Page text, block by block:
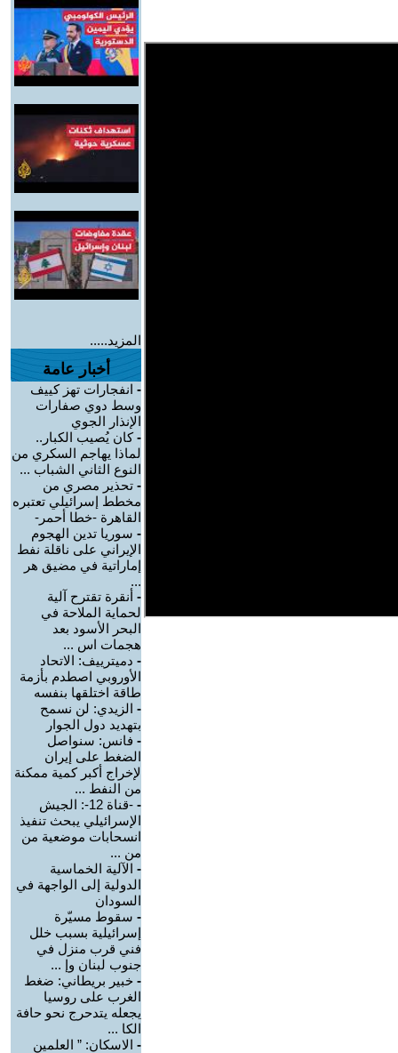
المزيد.....
أخبار عامة
- انفجارات تهز كييف
وسط دوي صفارات
الإنذار الجوي
-كان يُصيب الكبار..
لماذا يهاجم السكري من
النوع الثاني الشباب ...
- تحذير مصري من
مخطط إسرائيلي تعتبره
القاهرة -خطا أحمر-
- سوريا تدين الهجوم
الإيراني على ناقلة نفط
إماراتية في مضيق هر
...
- أنقرة تقترح آلية
لحماية الملاحة في
البحر الأسود بعد
هجمات اس ...
- دميترييف: الاتحاد
الأوروبي اصطدم بأزمة
طاقة اختلقها بنفسه
- الزيدي: لن نسمح
بتهديد دول الجوار
- فانس: سنواصل
الضغط على إيران
لإخراج أكبر كمية ممكنة
من النفط ...
-
-قناة 12-: الجيش
الإسرائيلي يبحث تنفيذ
انسحابات موضعية من
من ...
- الآلية الخماسية
الدولية إلى الواجهة في
السودان
- سقوط مسيّرة
إسرائيلية بسبب خلل
فني قرب منزل في
جنوب لبنان وإ ...
- خبير بريطاني: ضغط
الغرب على روسيا
يجعله يتدحرج نحو حافة
الكا ...
- الاسكان: ” العلمين